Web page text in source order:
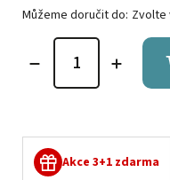
Můžeme doručit do: Zvolte
Akce 3+1 zdarma